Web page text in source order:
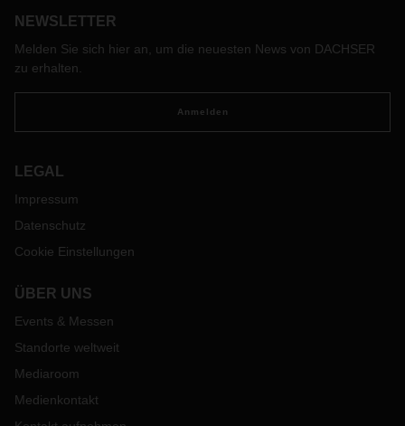
kommenden Jahren an Bedeutung gewinnen. Für einen
reibungslosen und wirtschaftlichen Regelbetrieb fehlt jedoch
ein ganzheitliches Sicherheitskonzept. Bisherige
Konsortialpartner aus Industrie und Forschung und wurde
vom Technologiekonzern ZF koordiniert.
NEWSLETTER
Melden Sie sich hier an, um die neuesten News von DACHSER
zu erhalten.
Anmelden
LEGAL
Impressum
Datenschutz
Cookie Einstellungen
ÜBER UNS
Events & Messen
Standorte weltweit
Mediaroom
Medienkontakt